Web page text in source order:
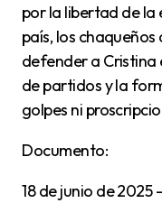
por la libertad de la
país, los
defender a Cristina
de partidos y la
golpes ni
Documento:
18 de junio de 2025